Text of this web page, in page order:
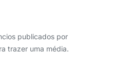
publicados por
trazer uma média.